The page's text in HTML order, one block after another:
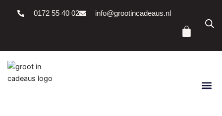
0172 55 40 02 info@grootincadeaus.nl